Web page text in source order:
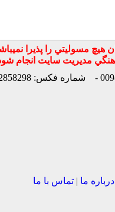
شماره فکس: 00984132858298
درباره ما | تماس با ما